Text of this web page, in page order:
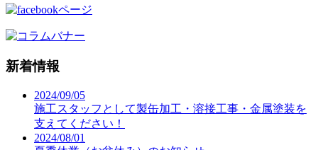
新着情報
2024/09/05
施工スタッフとして製缶加工・溶接工事・金属塗装を
支えてください！
2024/08/01